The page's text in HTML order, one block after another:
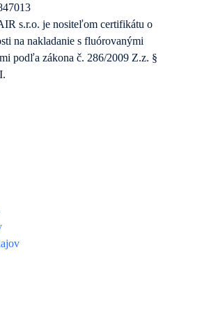
s.r.o. je nositeľom certifikátu o
na nakladanie s fluórovanými
podľa zákona č. 286/2009 Z.z. §